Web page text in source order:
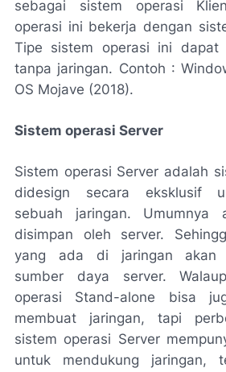
sebagai sistem operasi
operasi ini bekerja dengan
Tipe sistem operasi ini
tanpa jaringan. Contoh :
OS Mojave (2018).
Sistem operasi Server
Sistem operasi Server adalah
didesign secara eksklusif
sebuah jaringan. Umumnya
disimpan oleh server.
yang ada di jaringan akan
sumber daya server.
operasi Stand-alone bisa
membuat jaringan, tapi
sistem operasi Server
untuk mendukung jaringan,